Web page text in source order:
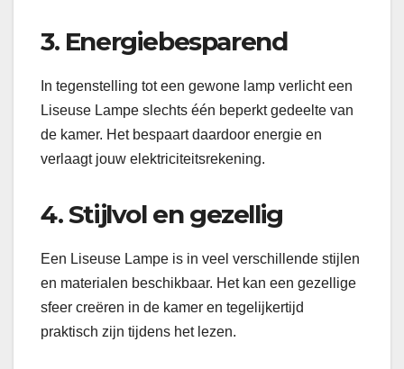
3. Energiebesparend
In tegenstelling tot een gewone lamp verlicht een
Liseuse Lampe slechts één beperkt gedeelte van
de kamer. Het bespaart daardoor energie en
verlaagt jouw elektriciteitsrekening.
4. Stijlvol en gezellig
Een Liseuse Lampe is in veel verschillende stijlen
en materialen beschikbaar. Het kan een gezellige
sfeer creëren in de kamer en tegelijkertijd
praktisch zijn tijdens het lezen.